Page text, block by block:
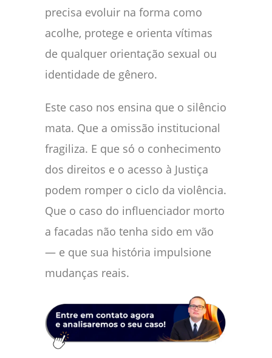
precisa evoluir na forma como
acolhe, protege e orienta vítimas
de qualquer orientação sexual ou
identidade de gênero.
Este caso nos ensina que o silêncio
mata. Que a omissão institucional
fragiliza. E que só o conhecimento
dos direitos e o acesso à Justiça
podem romper o ciclo da violência.
Que o caso do influenciador morto
a facadas não tenha sido em vão
— e que sua história impulsione
mudanças reais.